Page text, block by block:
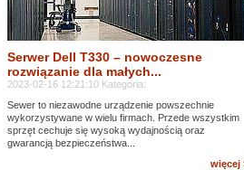
Serwer Dell T330 – nowoczesne
rozwiązanie dla małych...
2023-02-16 12:21:10 Kategoria:
Sewer to niezawodne urządzenie powszechnie
wykorzystywane w wielu firmach. Przede wszystkim
sprzęt cechuje się wysoką wydajnością oraz
gwarancją bezpieczeństwa...
więcej